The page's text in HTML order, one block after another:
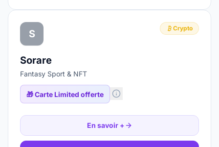
S Crypto
Sorare
Fantasy Sport & NFT
🎁Carte Limited offerte
En savoir +